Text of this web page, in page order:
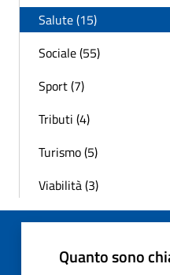
Salute (15)
Sociale (55)
Sport (7)
Tributi (4)
Turismo (5)
Viabilità (3)
Quanto sono